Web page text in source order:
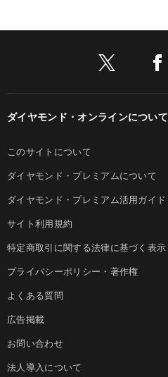
ダイヤモンド・オンラインについて
このサイトについて
ダイヤモンド・プレミアムについて
ダイヤモンド・プレミアム活用ガイド
サイト利用規約
特定商取引に関する法律に基づく表示
プライバシーポリシー・著作権
よくある質問
広告掲載
お問い合わせ
法人導入について